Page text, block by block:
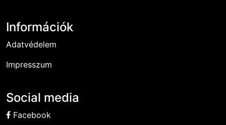
Információk
Adatvédelem
Impresszum
Social media
Facebook